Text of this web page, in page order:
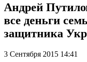
Андрей
все деньги
защитника
3 Сентября 2015 14:41